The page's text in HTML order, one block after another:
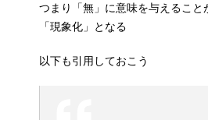
つまり「無」に意味を与えること
「現象化」となる
以下も引用しておこう